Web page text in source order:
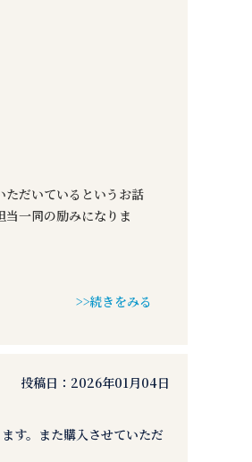
ただいているというお話
一同の励みになりま
>>続きをみる
投稿日： 2026年01月04日
す。また購入させていただ